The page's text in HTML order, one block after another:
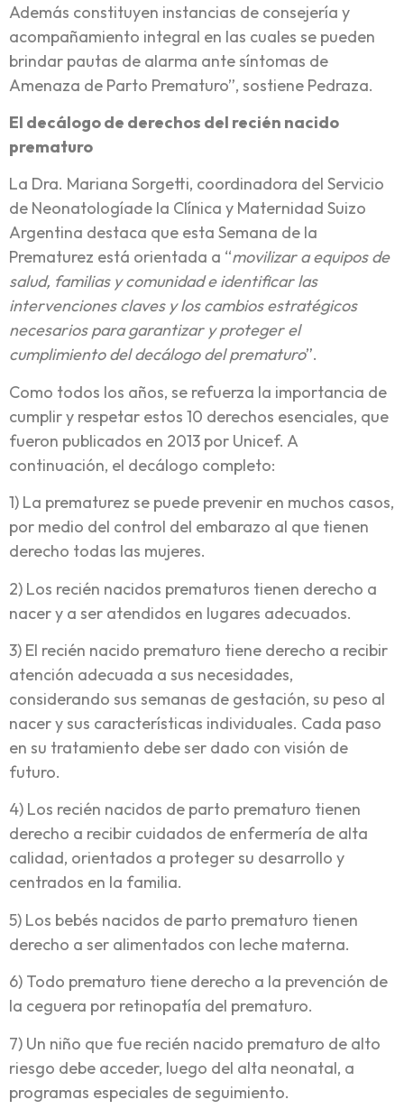
Además constituyen instancias de consejería y
acompañamiento integral en las cuales se pueden
brindar pautas de alarma ante síntomas de
Amenaza de Parto Prematuro”, sostiene Pedraza.
El decálogo de derechos del recién nacido
prematuro
La Dra. Mariana Sorgetti, coordinadora del Servicio
de Neonatologíade la Clínica y Maternidad Suizo
Argentina destaca que esta Semana de la
Prematurez está orientada a “movilizar a equipos de
salud, familias y comunidad e identificar las
intervenciones claves y los cambios estratégicos
necesarios para garantizar y proteger el
cumplimiento del decálogo del prematuro”.
Como todos los años, se refuerza la importancia de
cumplir y respetar estos 10 derechos esenciales, que
fueron publicados en 2013 por Unicef. A
continuación, el decálogo completo:
1) La prematurez se puede prevenir en muchos casos,
por medio del control del embarazo al que tienen
derecho todas las mujeres.
2) Los recién nacidos prematuros tienen derecho a
nacer y a ser atendidos en lugares adecuados.
3) El recién nacido prematuro tiene derecho a recibir
atención adecuada a sus necesidades,
considerando sus semanas de gestación, su peso al
nacer y sus características individuales. Cada paso
en su tratamiento debe ser dado con visión de
futuro.
4) Los recién nacidos de parto prematuro tienen
derecho a recibir cuidados de enfermería de alta
calidad, orientados a proteger su desarrollo y
centrados en la familia.
5) Los bebés nacidos de parto prematuro tienen
derecho a ser alimentados con leche materna.
6) Todo prematuro tiene derecho a la prevención de
la ceguera por retinopatía del prematuro.
7) Un niño que fue recién nacido prematuro de alto
riesgo debe acceder, luego del alta neonatal, a
programas especiales de seguimiento.